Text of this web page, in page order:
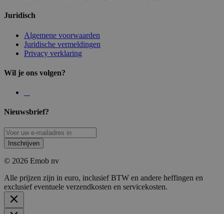
Juridisch
Algemene voorwaarden
Juridische vermeldingen
Privacy verklaring
Wil je ons volgen?
Nieuwsbrief?
Inschrijven
© 2026 Emob nv
Alle prijzen zijn in euro, inclusief BTW en andere heffingen en
exclusief eventuele verzendkosten en servicekosten.